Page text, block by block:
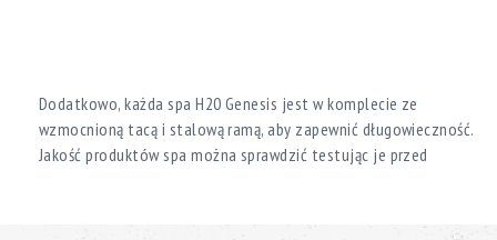
Dodatkowo, każda spa H20 Genesis jest w komplecie ze
wzmocnioną tacą i stalową ramą, aby zapewnić długowieczność.
Jakość produktów spa można sprawdzić testując je przed
Sprawdź szeroką ofertę Spa Planet na jacuzzi H20 Genesis, a